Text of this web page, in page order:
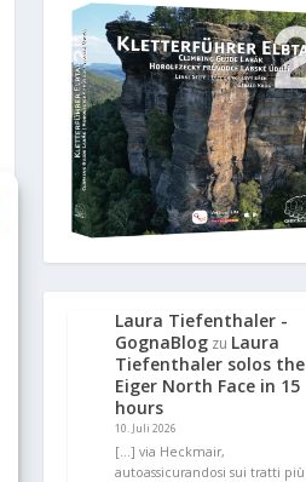
Laura Tiefenthaler -
GognaBlog zu Laura
Tiefenthaler solos the
Eiger North Face in 15
hours
10. Juli 2026
[…] via Heckmair,
autoassicurandosi sui tratti più